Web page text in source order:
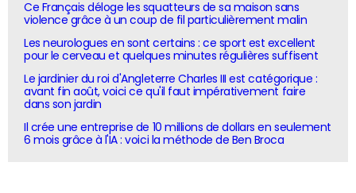
Ce Français déloge les squatteurs de sa maison sans
violence grâce à un coup de fil particulièrement malin
Les neurologues en sont certains : ce sport est excellent
pour le cerveau et quelques minutes régulières suffisent
Le jardinier du roi d'Angleterre Charles III est catégorique :
avant fin août, voici ce qu'il faut impérativement faire
dans son jardin
Il crée une entreprise de 10 millions de dollars en seulement
6 mois grâce à l'IA : voici la méthode de Ben Broca